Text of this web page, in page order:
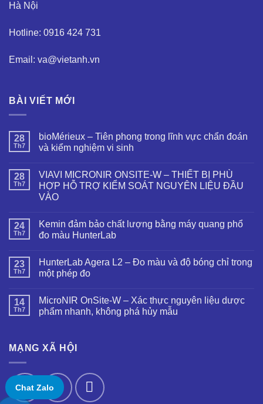
Hà Nội
Hotline: 0916 424 731
Email: va@vietanh.vn
BÀI VIẾT MỚI
28
Th7
bioMérieux – Tiên phong trong lĩnh vực chẩn đoán
và kiểm nghiệm vi sinh
28
Th7
VIAVI MICRONIR ONSITE-W – THIẾT BỊ PHÙ
HỢP HỖ TRỢ KIỂM SOÁT NGUYÊN LIỆU ĐẦU
VÀO
24
Th7
Kemin đảm bảo chất lượng bằng máy quang phổ
đo màu HunterLab
23
Th7
HunterLab Agera L2 – Đo màu và độ bóng chỉ trong
một phép đo
14
Th7
MicroNIR OnSite-W – Xác thực nguyên liệu dược
phẩm nhanh, không phá hủy mẫu
MẠNG XÃ HỘI
Chat Zalo